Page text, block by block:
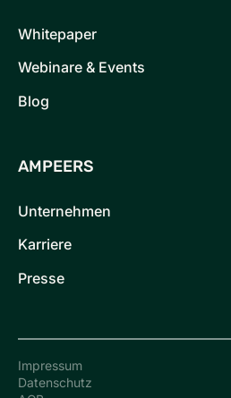
Whitepaper
Webinare & Events
Blog
AMPEERS
Unternehmen
Karriere
Presse
Impressum
Datenschutz